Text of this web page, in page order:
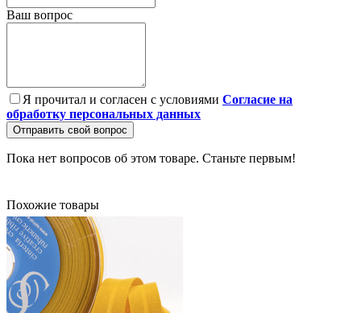
Ваш вопрос
Я прочитал и согласен с условиями Согласие на
обработку персональных данных
Отправить свой вопрос
Пока нет вопросов об этом товаре. Станьте первым!
Похожие товары